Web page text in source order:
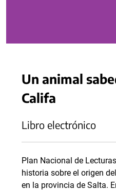
Un animal
Califa
Libro electrónico
Plan Nacional de
historia sobre el origen
en la provincia de Salta.